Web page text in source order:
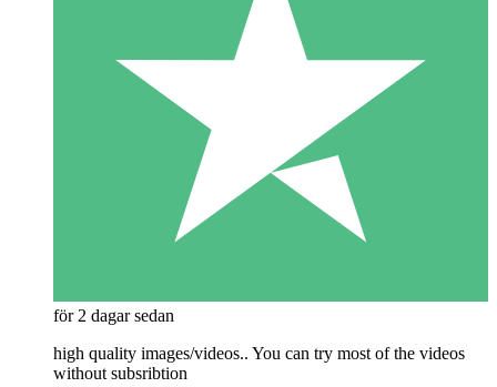
för 2 dagar sedan
high quality images/videos.. You can try most of the videos
without subsribtion